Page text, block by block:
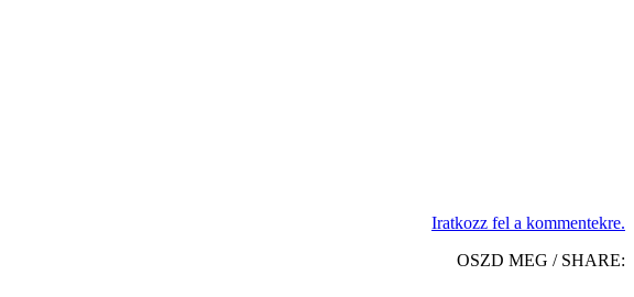
Iratkozz fel a kommentekre.
OSZD MEG / SHARE: